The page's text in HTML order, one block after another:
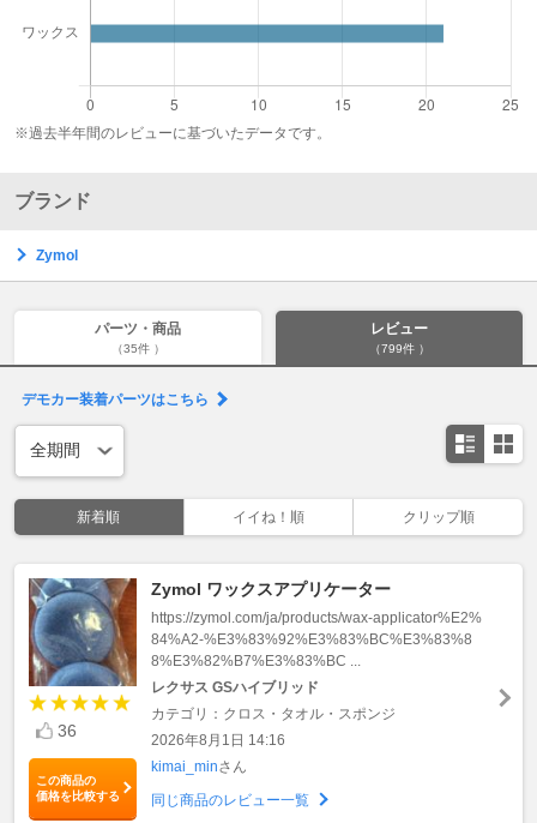
※過去半年間のレビューに基づいたデータです。
ブランド
Zymol
パーツ・商品
（35件 ）
レビュー
（799件 ）
デモカー装着パーツはこちら
新着順 イイね！順 クリップ順
36
この商品の
価格を比較する
Zymol ワックスアプリケーター
https://zymol.com/ja/products/wax-applicator%E2%
84%A2-%E3%83%92%E3%83%BC%E3%83%8
8%E3%82%B7%E3%83%BC ...
レクサス GSハイブリッド
カテゴリ：クロス・タオル・スポンジ
2026年8月1日 14:16
kimai_minさん
同じ商品のレビュー一覧